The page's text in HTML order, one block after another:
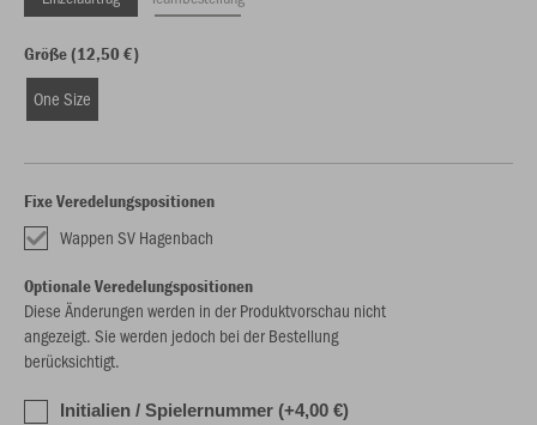
Größe (12,50 €)
One Size
Fixe Veredelungspositionen
Wappen SV Hagenbach
Optionale Veredelungspositionen
Diese Änderungen werden in der Produktvorschau nicht
angezeigt. Sie werden jedoch bei der Bestellung
berücksichtigt.
Initialien / Spielernummer (+4,00 €)